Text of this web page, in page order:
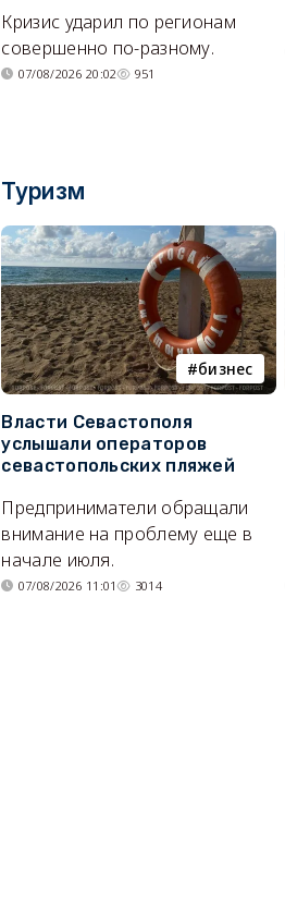
Кризис ударил по регионам
совершенно по-разному.
07/08/2026 20:02 951
Туризм
бизнес
Власти Севастополя
услышали операторов
севастопольских пляжей
Предприниматели обращали
внимание на проблему еще в
начале июля.
07/08/2026 11:01 3014